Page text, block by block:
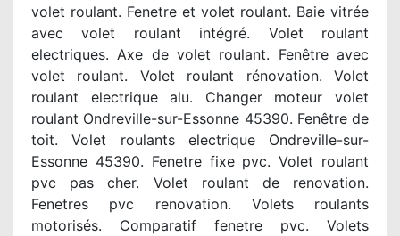
volet roulant. Fenetre et volet roulant. Baie vitrée
avec volet roulant intégré. Volet roulant
electriques. Axe de volet roulant. Fenêtre avec
volet roulant. Volet roulant rénovation. Volet
roulant electrique alu. Changer moteur volet
roulant Ondreville-sur-Essonne 45390. Fenêtre de
toit. Volet roulants electrique Ondreville-sur-
Essonne 45390. Fenetre fixe pvc. Volet roulant
pvc pas cher. Volet roulant de renovation.
Fenetres pvc renovation. Volets roulants
motorisés. Comparatif fenetre pvc. Volets